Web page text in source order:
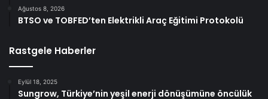
Ağustos 8, 2026
BTSO ve TOBFED’ten Elektrikli Araç Eğitimi Protokolü
Rastgele Haberler
Eylül 18, 2025
Sungrow, Türkiye’nin yeşil enerji dönüşümüne öncülük